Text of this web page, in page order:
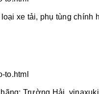
xe tải, phụ tùng chính
to.html
Trường Hải,